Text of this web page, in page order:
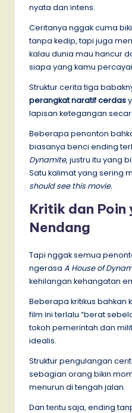
nyata dan intens.
Ceritanya nggak cuma
tanpa kedip, tapi juga
kalau dunia mau hancur
siapa yang kamu
Struktur cerita tiga
perangkat naratif cerdas
lapisan ketegangan
Beberapa penonton
biasanya benci ending
Dynamite, justru itu yang
Satu kalimat yang sering
should see this movie.
Kritik dan Poin
Nendang
Tapi nggak semua
ngerasa A House of
kehilangan kehangatan
Beberapa kritikus bahkan
film ini terlalu “berat
tokoh pemerintah dan
idealis.
Struktur pengulangan
sebagian orang bikin
menurun di tengah jalan.
Dan tentu saja, ending